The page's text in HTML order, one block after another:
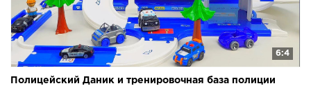
6:4
Полицейский Даник и тренировочная база полиции